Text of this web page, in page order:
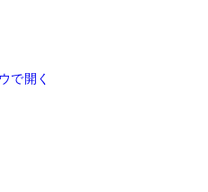
で開く